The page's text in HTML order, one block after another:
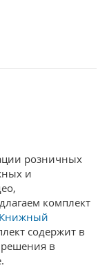
розничных
и
комплект
Книжный
содержит в
решения в